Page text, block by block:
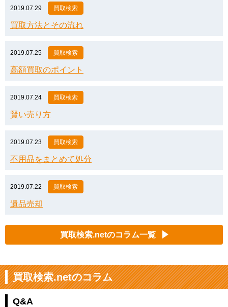
2019.07.29 買取検索
買取方法とその流れ
2019.07.25 買取検索
高額買取のポイント
2019.07.24 買取検索
賢い売り方
2019.07.23 買取検索
不用品をまとめて処分
2019.07.22 買取検索
遺品売却
買取検索.netのコラム一覧
買取検索.netのコラム
Q&A